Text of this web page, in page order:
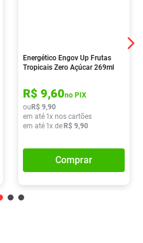
Energético Engov Up Frutas
Tropicais Zero Açúcar 269ml
R$ 9,60no PIX
ou R$ 9,90
em até 1x nos cartões
em até 1x de R$ 9,90
Comprar